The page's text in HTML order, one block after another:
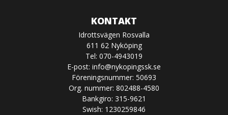
KONTAKT
Idrottsvägen Rosvalla
611 62 Nyköping
Tel: 070-4943019
E-post: info@nykopingssk.se
Föreningsnummer: 50693
Org. nummer: 802488-4580
Bankgiro: 315-9621
Swish: 1230259846